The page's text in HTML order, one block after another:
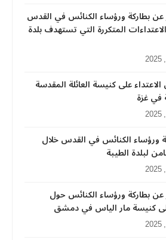
عن بطاركة ورؤساء الكنائس في القدس
المتكررة التي تستهدف بلدة
على كنيسة العائلة المقدسة
في غزة
ورؤساء الكنائس في القدس خلال
لبلدة الطيبة
بطاركة ورؤساء الكنائس حول
كنيسة مار الياس في دمشق